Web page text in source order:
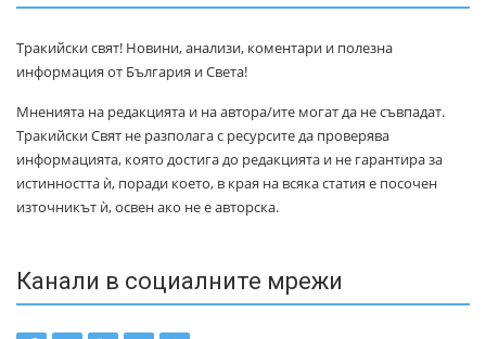
Тракийски свят! Новини, анализи, коментари и полезна
информация от България и Света!
Мненията на редакцията и на автора/ите могат да не съвпадат.
Тракийски Свят не разполага с ресурсите да проверява
информацията, която достига до редакцията и не гарантира за
истинността ѝ, поради което, в края на всяка статия е посочен
източникът ѝ, освен ако не е авторска.
Канали в социалните мрежи